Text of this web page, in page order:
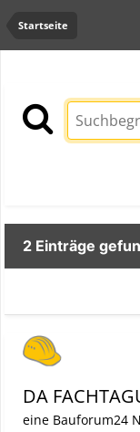
Startseite
2 Einträge
DA
eine Bauforum24